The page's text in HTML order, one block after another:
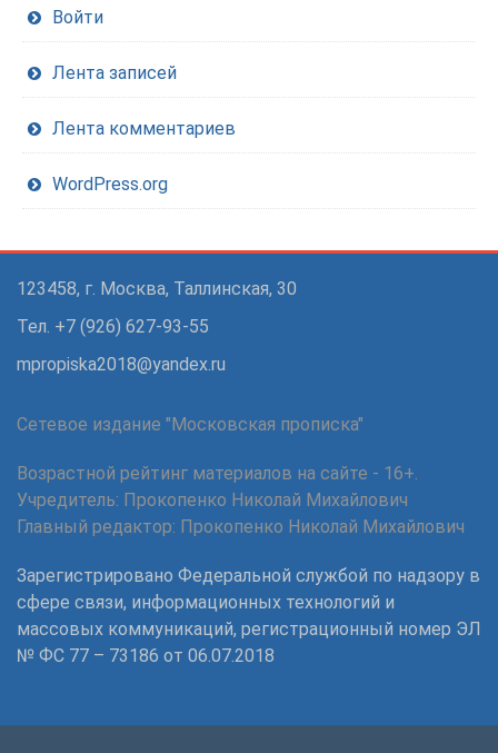
Войти
Лента записей
Лента комментариев
WordPress.org
123458, г. Москва, Таллинская, 30
Тел. +7 (926) 627-93-55
mpropiska2018@yandex.ru
Сетевое издание "Московская прописка"
Возрастной рейтинг материалов на сайте - 16+.
Учредитель: Прокопенко Николай Михайлович
Главный редактор: Прокопенко Николай Михайлович
Зарегистрировано Федеральной службой по надзору в
сфере связи, информационных технологий и
массовых коммуникаций, регистрационный номер ЭЛ
№ ФС 77 – 73186 от 06.07.2018